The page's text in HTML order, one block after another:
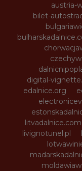
austria-
bilet-
digital-
edalnice.org
litvadalnice.com
livignotunel.pl